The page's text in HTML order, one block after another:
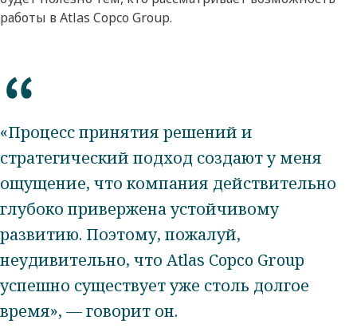
работы в Atlas Copco Group.
«Процесс принятия решений и
стратегический подход создают у меня
ощущение, что компания действительно
глубоко привержена устойчивому
развитию. Поэтому, пожалуй,
неудивительно, что Atlas Copco Group
успешно существует уже столь долгое
время», — говорит он.